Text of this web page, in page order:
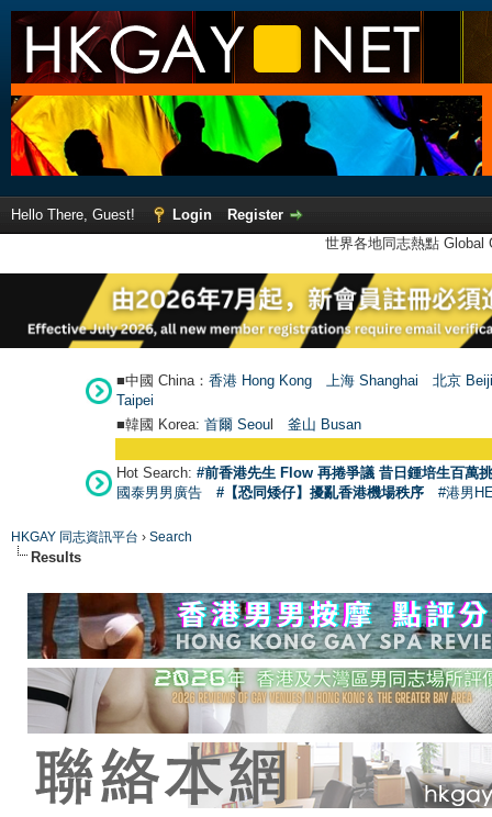
Hello There, Guest! Login
Register
世界各地同志熱點
■中國 China： 香港 Hong Kong 上海 Shanghai
北京
Taipei
■韓國 Korea: 首爾 Seoul 釜山 Busan
Hot Search: #前香港先生 Flow 再捲爭議 昔日鍾培生百萬
國泰男男廣告
#【恐同矮仔】擾亂香港機場秩序 #港男
HKGAY 同志資訊平台 › Search
Results